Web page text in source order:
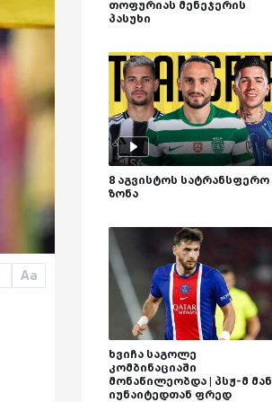
Aa
თოფურიას მენეჯერის
პასუხი
8 აგვისტოს სატრანსფერო
ზონა
ხვიჩა საგოლე
კომბინაციაში
მონაწილეობდა | პსჟ-მ მან
იუნაიტედთან ფრედ